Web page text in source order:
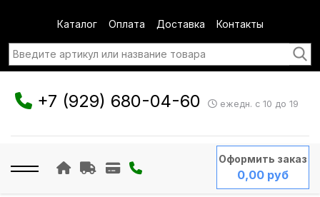
Каталог Оплата Доставка Контакты
+7 (929) 680-04-60 ежедн. с 10 до 19
Оформить заказ
0,00 руб